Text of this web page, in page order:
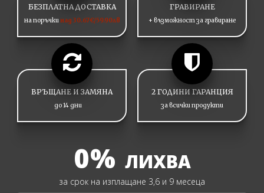
БЕЗПЛАТНА ДОСТАВКА
на поръчкинад 30.67€/59.90лв
ГРАВИРАНЕ
+ възможност за гравиране
ВРЪЩАНЕ И ЗАМЯНА
до 14 дни
2 ГОДИНИ ГАРАНЦИЯ
за всички продукти
0% ЛИХВА
за срок на изплащане 3,6 и 9 месеца